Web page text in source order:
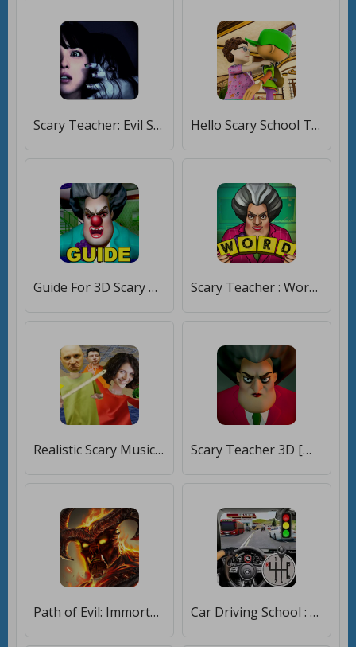
Scary Teacher: Evil School Horror Escape [Без рекламы] Hello Scary School Teacher Horror Game [Premium]
Guide For 3D Scary Teacher [Unlocked] Scary Teacher : Word Game [Бесплатные покупки]
Realistic Scary Musical Math Teacher Edition Mod [Много монет] Scary Teacher 3D [Много монет]
Path of Evil: Immortal Hunter [Много монет] Car Driving School : Car Games [Мод меню]